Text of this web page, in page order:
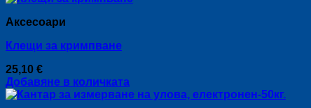
Аксесоари
Клещи за кримпване
25,10 €
Добавяне в количката